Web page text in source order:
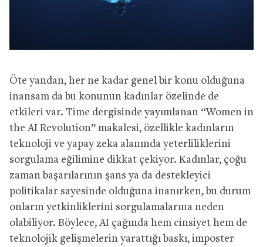
Öte yandan, her ne kadar genel bir konu olduğuna
inansam da bu konunun kadınlar özelinde de
etkileri var. Time dergisinde yayımlanan “Women in
the AI Revolution” makalesi, özellikle kadınların
teknoloji ve yapay zeka alanında yeterliliklerini
sorgulama eğilimine dikkat çekiyor. Kadınlar, çoğu
zaman başarılarının şans ya da destekleyici
politikalar sayesinde olduğuna inanırken, bu durum
onların yetkinliklerini sorgulamalarına neden
olabiliyor. Böylece, AI çağında hem cinsiyet hem de
teknolojik gelişmelerin yarattığı baskı, imposter